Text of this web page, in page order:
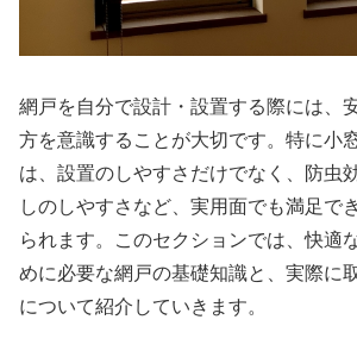
網戸を自分で設計・設置する際には、
方を意識することが大切です。特に小
は、設置のしやすさだけでなく、防虫
しのしやすさなど、実用面でも満足で
られます。このセクションでは、快適
めに必要な網戸の基礎知識と、実際に
について紹介していきます。